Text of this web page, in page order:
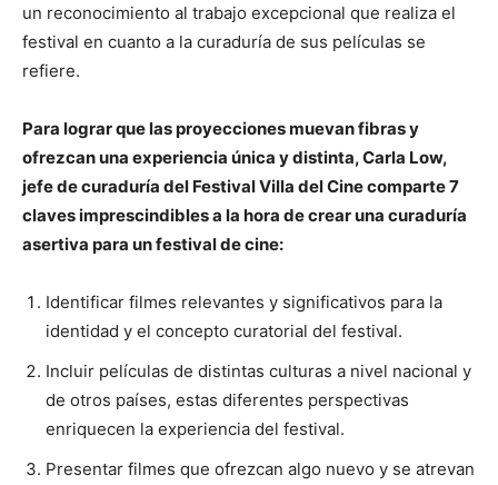
un reconocimiento al trabajo excepcional que realiza el
festival en cuanto a la curaduría de sus películas se
refiere.
Para lograr que las proyecciones muevan fibras y
ofrezcan una experiencia única y distinta, Carla Low,
jefe de curaduría del Festival Villa del Cinecomparte 7
claves imprescindibles a la hora de crear una curaduría
asertiva para un festival de cine:
Identificar filmes relevantes y significativos para la
identidad y el concepto curatorial del festival.
Incluir películas de distintas culturas a nivel nacional y
de otros países, estas diferentes perspectivas
enriquecen la experiencia del festival.
Presentar filmes que ofrezcan algo nuevo y se atrevan